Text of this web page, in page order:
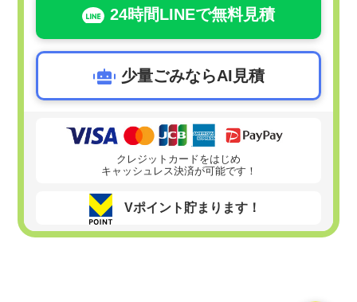
24時間LINEで無料見積
少量ごみならAI見積
クレジットカードをはじめ
キャッシュレス決済が可能です！
Vポイント貯まります！